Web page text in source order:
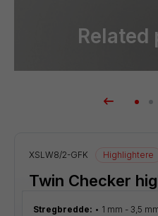
Related
XSLW8/2-GFK Highlightere
Twin Checker
Stregbredde: 1 mm - 3,5